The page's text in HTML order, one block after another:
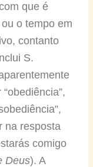
que é
o tempo em
contanto
S.
na resposta
comigo
Deus). A